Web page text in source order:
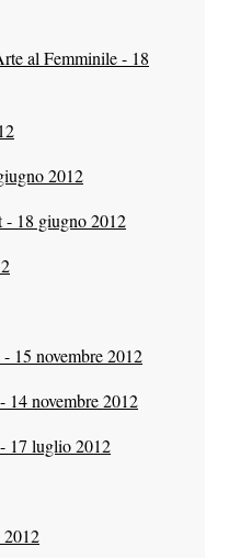
al Femminile - 18
2012
18 giugno 2012
15 novembre 2012
14 novembre 2012
17 luglio 2012